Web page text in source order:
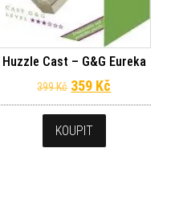
399 Kč.
je: 359 Kč.
Huzzle Cast – G&G Eureka
399Kč Původní cena
359 Kč
KOUPIT